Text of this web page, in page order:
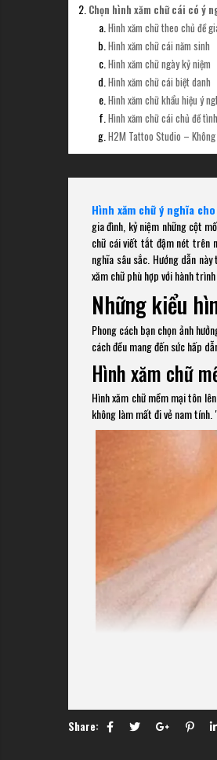
Chọn hình xăm chữ cái có ý
Hình xăm chữ theo chủ đề
Hình xăm chữ cái năm sinh
Hình xăm chữ ngày kỷ niệm
Hình xăm chữ cái biệt danh
Hình xăm chữ khẩu hiệu ý
Hình xăm chữ cái chủ đề
H2M Tattoo Studio – Không
Hình xăm chữ ý nghĩa
gia đình, kỷ niệm những cột
chữ cái viết tắt đậm nét trên
nghĩa sâu sắc. Hướng dẫn này
xăm chữ phù hợp với hành
Những kiểu
Phong cách bạn chọn ảnh
cách đều mang đến sức hấp
Hình xăm chữ
Hình xăm chữ mềm mại tôn
không làm mất đi vẻ nam
Share: